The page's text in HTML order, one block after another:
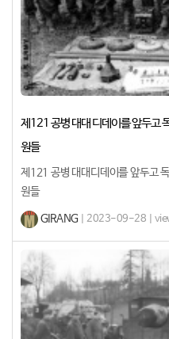
제121 공병 대대 디데이를 앞두고
원들
제121 공병 대대디데이를 앞두고
원들​
GIRANG | 2023-09-28 |